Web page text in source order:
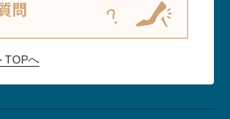
TOPへ